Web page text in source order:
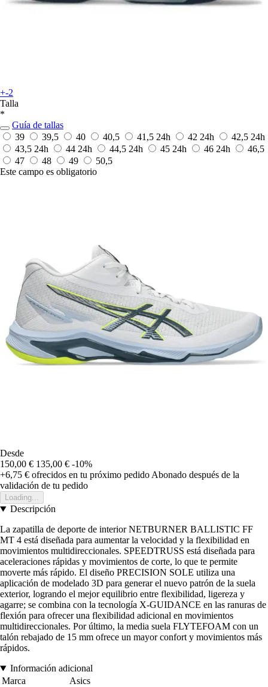
+-2
Talla
*
Guía de tallas
39
39,5 40 40,5 41,5 24h 42 24h 42,5 24h
43,5 24h 44 24h 44,5 24h 45 24h 46 24h
46,5
47
48 49
50,5
Este campo es obligatorio
Desde
150,00 € 135,00 € -10%
+6,75 € ofrecidos en tu próximo pedido Abonado después de la
validación de tu pedido
Loading...
Descripción
La zapatilla de deporte de interior NETBURNER BALLISTIC FF
MT 4 está diseñada para aumentar la velocidad y la flexibilidad en
movimientos multidireccionales. SPEEDTRUSS está diseñada para
aceleraciones rápidas y movimientos de corte, lo que te permite
moverte más rápido. El diseño PRECISION SOLE utiliza una
aplicación de modelado 3D para generar el nuevo patrón de la suela
exterior, logrando el mejor equilibrio entre flexibilidad, ligereza y
agarre; se combina con la tecnología X-GUIDANCE en las ranuras de
flexión para ofrecer una flexibilidad adicional en movimientos
multidireccionales. Por último, la media suela FLYTEFOAM con un
talón rebajado de 15 mm ofrece un mayor confort y movimientos más
rápidos.
Información adicional
Marca
Asics